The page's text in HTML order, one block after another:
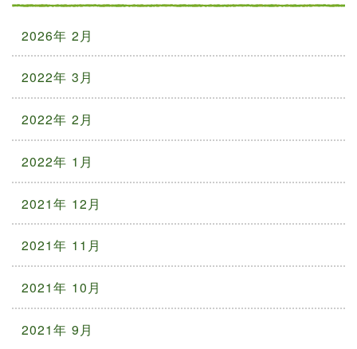
2026年 2月
2022年 3月
2022年 2月
2022年 1月
2021年 12月
2021年 11月
2021年 10月
2021年 9月